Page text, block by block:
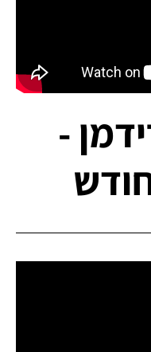
-